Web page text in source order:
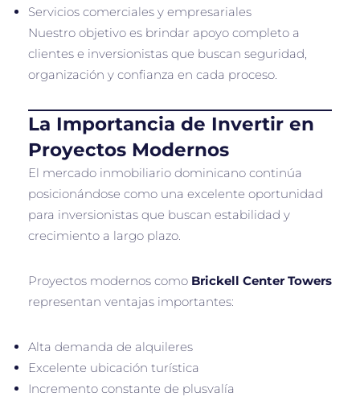
Servicios comerciales y empresariales
Nuestro objetivo es brindar apoyo completo a
clientes e inversionistas que buscan seguridad,
organización y confianza en cada proceso.
La Importancia de Invertir en
Proyectos Modernos
El mercado inmobiliario dominicano continúa
posicionándose como una excelente oportunidad
para inversionistas que buscan estabilidad y
crecimiento a largo plazo.
Proyectos modernos como Brickell Center Towers
representan ventajas importantes:
Alta demanda de alquileres
Excelente ubicación turística
Incremento constante de plusvalía